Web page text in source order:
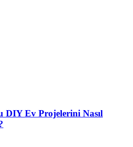
DIY Ev Projelerini Nasıl